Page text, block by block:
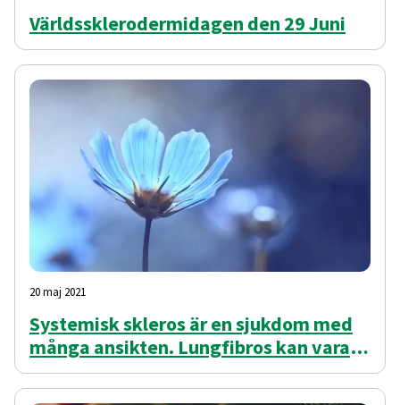
Världssklerodermidagen den 29 Juni
20 maj 2021
Systemisk skleros är en sjukdom med
många ansikten. Lungfibros kan vara
ett. De är båda svåra kroniska
sjukdomar som behöver upptäckas i ett